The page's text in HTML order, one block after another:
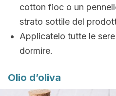
cotton fioc o un
strato sottile del
Applicatelo tutte le
dormire.
Olio d’oliva